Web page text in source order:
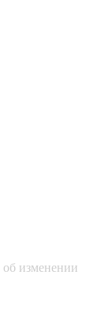
изменении